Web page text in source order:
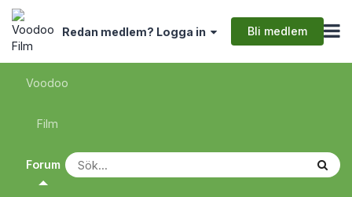
Redan medlem? Logga in Bli medlem
Voodoo
Film
Forum